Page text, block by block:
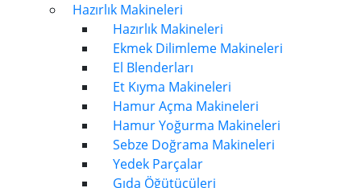
Hazırlık Makineleri
Hazırlık Makineleri
Ekmek Dilimleme Makineleri
El Blenderları
Et Kıyma Makineleri
Hamur Açma Makineleri
Hamur Yoğurma Makineleri
Sebze Doğrama Makineleri
Yedek Parçalar
Gıda Öğütücüleri